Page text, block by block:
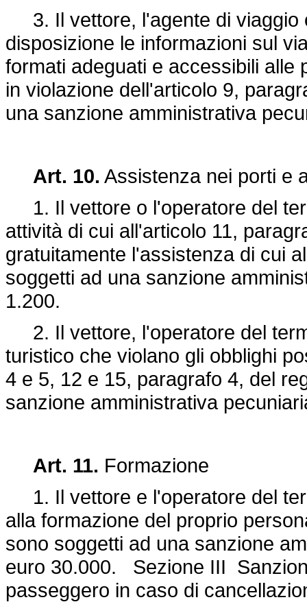
3. Il vettore, l'agente di viaggio
disposizione le informazioni sul
formati adeguati e accessibili alle
in violazione dell'articolo 9,
una sanzione amministrativa
Art. 10. Assistenza nei porti e
1. Il vettore o l'operatore del
attività di cui all'articolo 11,
gratuitamente l'assistenza di cui
soggetti ad una sanzione
1.200.
2. Il vettore, l'operatore del
turistico che violano gli obblighi
4 e 5, 12 e 15, paragrafo 4, del
sanzione amministrativa
Art. 11. Formazione
1. Il vettore e l'operatore del
alla formazione del proprio
sono soggetti ad una sanzione
euro 30.000. Sezione III
passeggero in caso di